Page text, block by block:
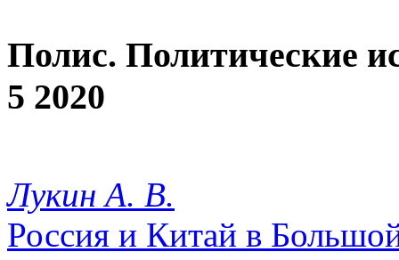
Полис. Политические
5 2020
Лукин А. В.
Россия и Китай в